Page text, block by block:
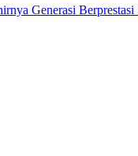
Generasi Berprestasi